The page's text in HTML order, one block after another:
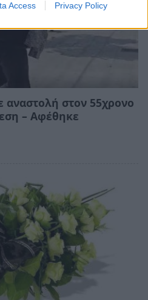
Access Privacy Policy
αναστολή στον 55χρονο
– Αφέθηκε